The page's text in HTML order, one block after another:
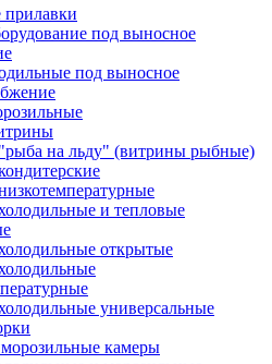
под выносное
под выносное
на льду" (витрины рыбные)
и тепловые
открытые
универсальные
камеры